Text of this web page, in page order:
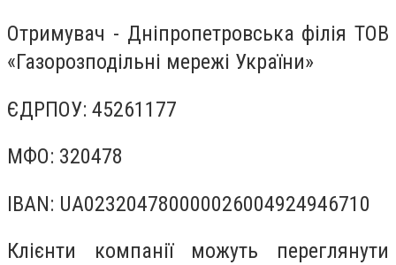
Отримувач - Дніпропетровська філія ТОВ
«Газорозподільні мережі України»
ЄДРПОУ: 45261177
МФО: 320478
IBAN: UA023204780000026004924946710
Клієнти компанії можуть переглянути